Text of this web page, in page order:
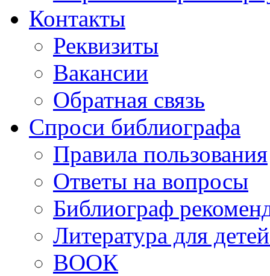
Контакты
Реквизиты
Вакансии
Обратная связь
Спроси библиографа
Правила пользования
Ответы на вопросы
Библиограф
Литература для
ВООК